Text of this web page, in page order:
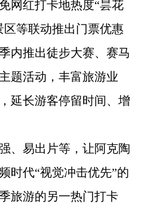
网红打卡地热度“昙花
等联动推出门票优惠
内推出徒步大赛、赛马
题活动，丰富旅游业
延长游客停留时间、增
、易出片等，让阿克陶
时代“视觉冲击优先”的
旅游的另一热门打卡